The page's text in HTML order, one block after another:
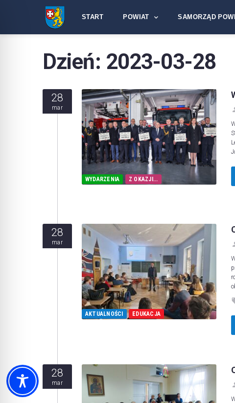
START POWIAT SAMORZĄD
Dzień: 2023-03-28
28
mar
WYDARZENIA Z OKAZJI...
28
mar
AKTUALNOŚCI EDUKACJA
28
mar